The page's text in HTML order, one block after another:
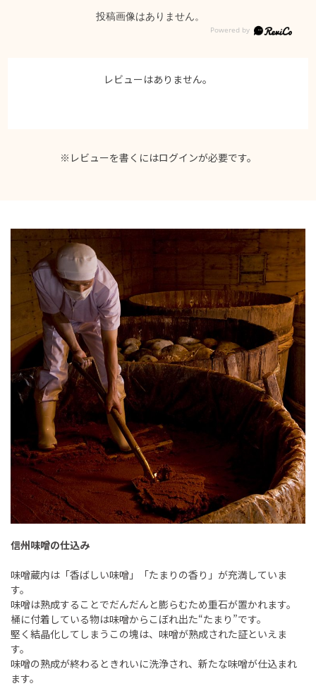
投稿画像はありません。
レビューはありません。
※レビューを書くにはログインが必要です。
信州味噌の仕込み
味噌蔵内は「香ばしい味噌」「たまりの香り」が充満していま
す。
味噌は熟成することでだんだんと膨らむため重石が置かれます。
桶に付着している物は味噌からこぼれ出た“たまり”です。
堅く結晶化してしまうこの塊は、味噌が熟成された証といえま
す。
味噌の熟成が終わるときれいに洗浄され、新たな味噌が仕込まれ
ます。